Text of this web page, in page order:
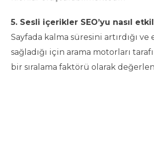
5. Sesli içerikler SEO’yu nasıl
Sayfada kalma süresini artırdığı
sağladığı için arama motorları
bir sıralama faktörü olarak